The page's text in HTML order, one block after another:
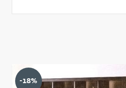
-18%